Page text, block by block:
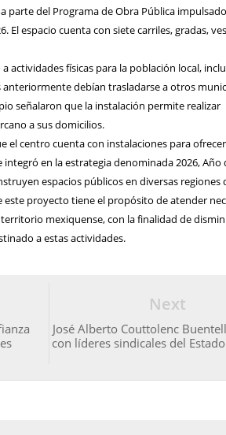
parte del Programa de Obra Pública
El espacio cuenta con siete carriles, gradas,
actividades físicas para la población local,
debían trasladarse a otros
señalaron que la instalación permite realizar
a sus domicilios.
el centro cuenta con instalaciones para
en la estrategia denominada 2026, Año
espacios públicos en diversas regiones
proyecto tiene el propósito de atender
mexiquense, con la finalidad de
a estas actividades.
Next
José Alberto Couttolenc
con líderes sindicales del